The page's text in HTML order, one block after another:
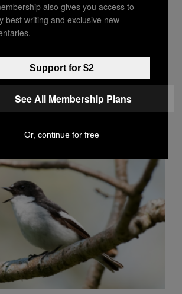
May Still Be
Strength in
Study Finds
Luis Prada
also gives you access to
best writing and exclusive new
Support for $2
See All Membership Plans
Or, continue for free